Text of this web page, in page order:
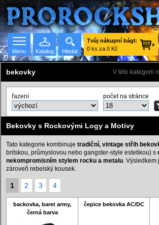
Hledat
Menu
Tvůj nákupní bágl:
0 ks za 0 Kč
V této kategorii
bekovky
řazení počet na stránce
Bekovky s Rockovými Logy a Motivy
Tato kategorie kombinuje tradiční, vintage střih
britskou, průmyslovou nebo gangster-style estetikou) s
nekompromisním stylem rocku a metalu. Výsledkem
zároveň rebelský kousek.
1 2 3 4
backovka, baret army,
černá barva
čepice bekovka AC/DC
Katalog